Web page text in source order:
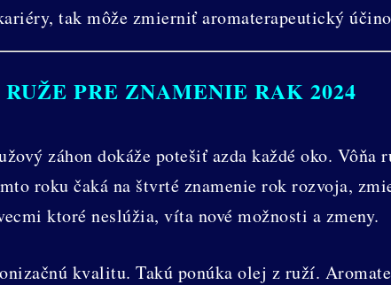
tak môže zmierniť aromaterapeutický
PRE ZNAMENIE RAK 2024
záhon dokáže potešiť azda každé oko.
roku čaká na štvrté znamenie rok rozvoja,
ktoré neslúžia, víta nové možnosti a zmeny.
kvalitu. Takú ponúka olej z ruží.